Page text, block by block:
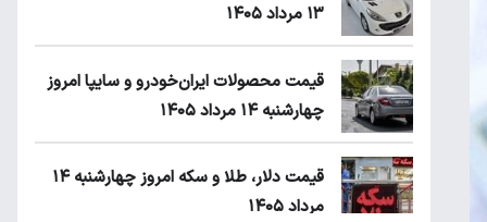
۱۳ مرداد ۱۴۰۵
قیمت محصولات ایران‌خودرو و سایپا امروز
چهارشنبه ۱۴ مرداد ۱۴۰۵
قیمت دلار، طلا و سکه امروز چهارشنبه ۱۴
مرداد ۱۴۰۵